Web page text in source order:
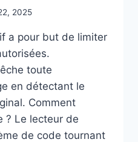
2025
a pour but de limiter
toute
en détectant le
Comment
? Le lecteur de
de code tournant